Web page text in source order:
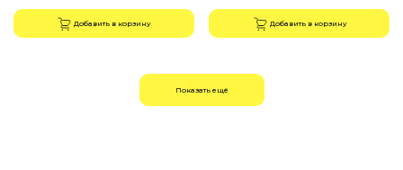
Добавить в корзину Добавить в корзину
Показать ещё